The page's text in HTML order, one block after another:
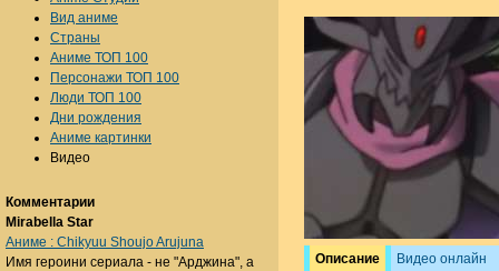
Описание Видео онлайн
Вид аниме
Страны
Аниме ТОП 100
Персонажи ТОП 100
Люди ТОП 100
Дни рождения
Аниме картинки
Видео
Комментарии
Mirabella Star
Аниме : Chikyuu Shoujo Arujuna
Имя героини сериала - не "Арджина", а